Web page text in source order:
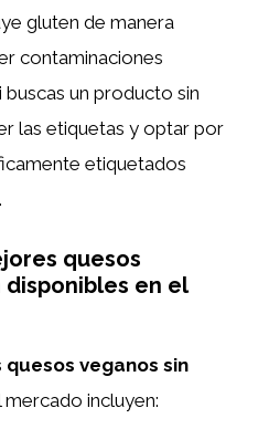
gluten de manera
contaminaciones
un producto sin
las etiquetas y optar por
etiquetados
.
quesos
en el
quesos veganos sin
incluyen: